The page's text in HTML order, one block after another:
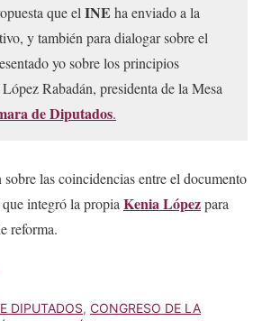
que el INE ha enviado a la
y también para dialogar sobre el
yo sobre los principios
Rabadán, presidenta de la Mesa
de Diputados.
las coincidencias entre el documento
integró la propia Kenia Lópezpara
reforma.
DIPUTADOS, CONGRESO DE LA